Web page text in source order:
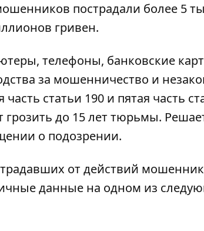
пострадали более 5
гривен.
телефоны, банковские
за мошенничество и
статьи 190 и пятая часть
до 15 лет тюрьмы.
о подозрении.
от действий
данные на одном из